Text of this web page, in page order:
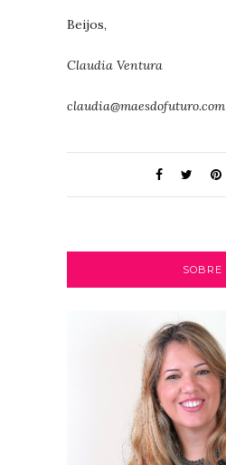
Beijos,
Claudia Ventura
claudia@maesdofuturo.com
SOBRE